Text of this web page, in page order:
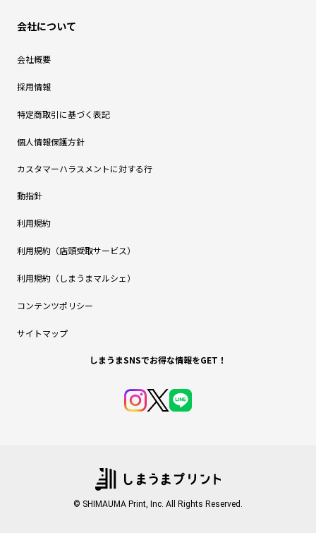
会社について
会社概要
採用情報
特定商取引に基づく表記
個人情報保護方針
カスタマーハラスメントに対する行
動指針
利用規約
利用規約（店頭受取サービス）
利用規約（しまうまマルシェ）
コンテンツポリシー
サイトマップ
しまうまSNSでお得な情報をGET！
© SHIMAUMA Print, Inc. All Rights Reserved.